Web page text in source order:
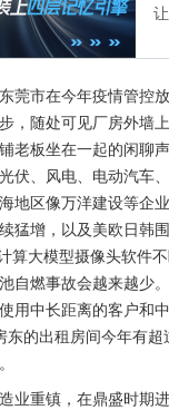
莞市在今年疫情管控
，随处可见厂房外墙
老板坐在一起的闲聊
伏、风电、电动汽车
地区像万洋建设等企
猛增，以及美欧日韩
计算大模型摄像头软件
自燃事故会越来越少
用中长距离的客户和
东的出租房间今年有
业重镇，在鼎盛时期